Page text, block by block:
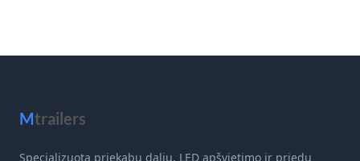
Mtrailers
Specializuota priekabų dalių, LED apšvietimo ir priedų